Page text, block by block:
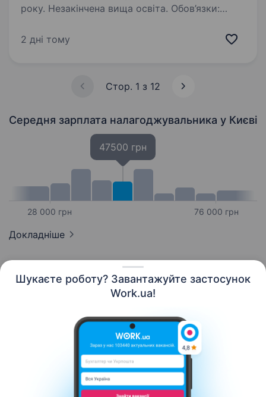
Шукаєте роботу? Завантажуйте застосунок
Work.ua!
року. Незакінчена вища освіта. Обов’язки:
та обладнання по території підприємства.
зміни та ремонту сантехнічного обладнання:…
2 дні тому
Стор. 1 з 12
Середня зарплата налагоджувальника у Києві
28 000 грн
47500 грн
76 000 грн
Докладніше